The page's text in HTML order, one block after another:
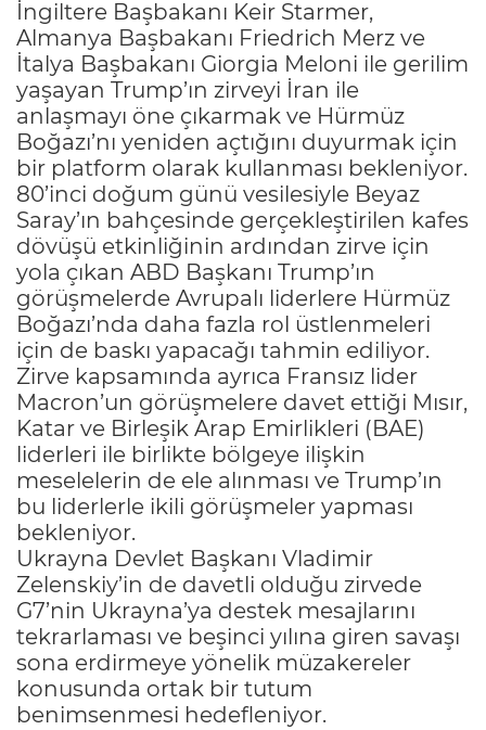
İngiltere Başbakanı Keir Starmer,
Almanya Başbakanı Friedrich Merz ve
İtalya Başbakanı Giorgia Meloni ile gerilim
yaşayan Trump’ın zirveyi İran ile
anlaşmayı öne çıkarmak ve Hürmüz
Boğazı’nı yeniden açtığını duyurmak için
bir platform olarak kullanması bekleniyor.
80’inci doğum günü vesilesiyle Beyaz
Saray’ın bahçesinde gerçekleştirilen kafes
dövüşü etkinliğinin ardından zirve için
yola çıkan ABD Başkanı Trump’ın
görüşmelerde Avrupalı liderlere Hürmüz
Boğazı’nda daha fazla rol üstlenmeleri
için de baskı yapacağı tahmin ediliyor.
Zirve kapsamında ayrıca Fransız lider
Macron’un görüşmelere davet ettiği Mısır,
Katar ve Birleşik Arap Emirlikleri (BAE)
liderleri ile birlikte bölgeye ilişkin
meselelerin de ele alınması ve Trump’ın
bu liderlerle ikili görüşmeler yapması
bekleniyor.
Ukrayna Devlet Başkanı Vladimir
Zelenskiy’in de davetli olduğu zirvede
G7’nin Ukrayna’ya destek mesajlarını
tekrarlaması ve beşinci yılına giren savaşı
sona erdirmeye yönelik müzakereler
konusunda ortak bir tutum
benimsenmesi hedefleniyor.